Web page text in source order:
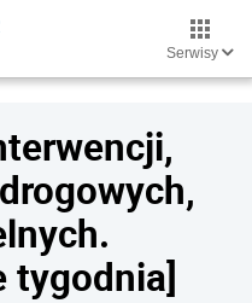
Serwisy
tygodnia]